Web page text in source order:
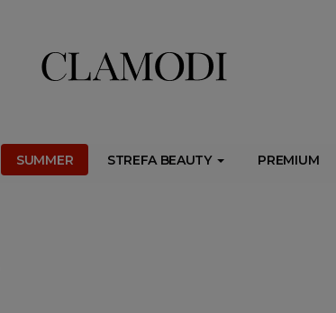
SUMMER STREFA BEAUTY PREMIUM